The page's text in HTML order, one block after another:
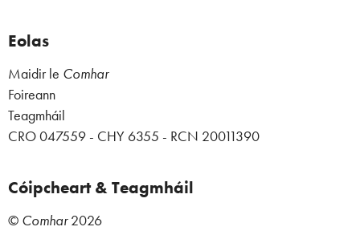
Eolas
Maidir le Comhar
Foireann
Teagmháil
CRO 047559 - CHY 6355 - RCN 20011390
Cóipcheart & Teagmháil
© Comhar2026